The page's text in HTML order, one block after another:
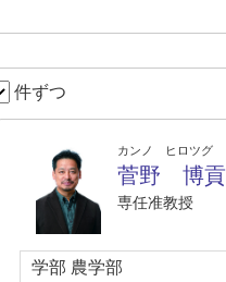
件ずつ
カンノ ヒロツグ
菅野 博貢
専任准教授
学部 農学部